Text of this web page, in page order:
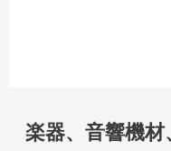
楽器、音響機